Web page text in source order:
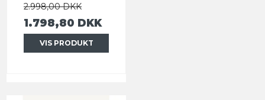
2.998,00 DKK
1.798,80 DKK
VIS PRODUKT